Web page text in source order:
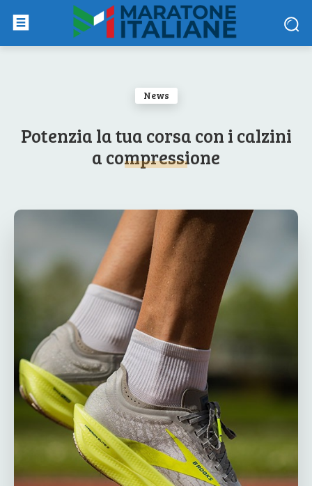
News
Potenzia la tua corsa con i calzini
a compressione